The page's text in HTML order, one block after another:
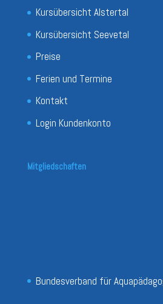
Kursübersicht Alstertal
Kursübersicht Seevetal
Preise
Ferien und Termine
Kontakt
Login Kundenkonto
Mitgliedschaften
Bundesverband für